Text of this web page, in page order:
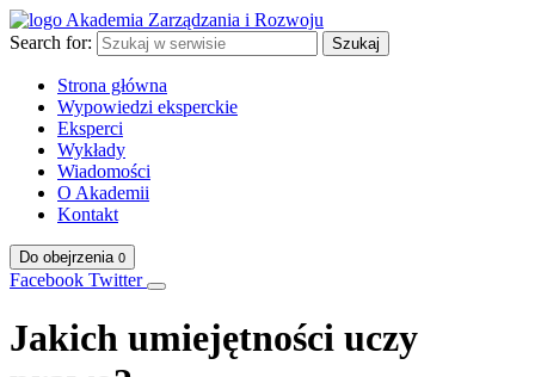
Search for: Szukaj
Strona główna
Wypowiedzi eksperckie
Eksperci
Wykłady
Wiadomości
O Akademii
Kontakt
Do obejrzenia 0
Facebook Twitter
Jakich umiejętności uczy